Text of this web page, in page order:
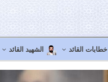
خطابات القائد الشهيد القائد